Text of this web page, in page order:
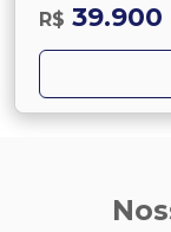
R$ 39.900